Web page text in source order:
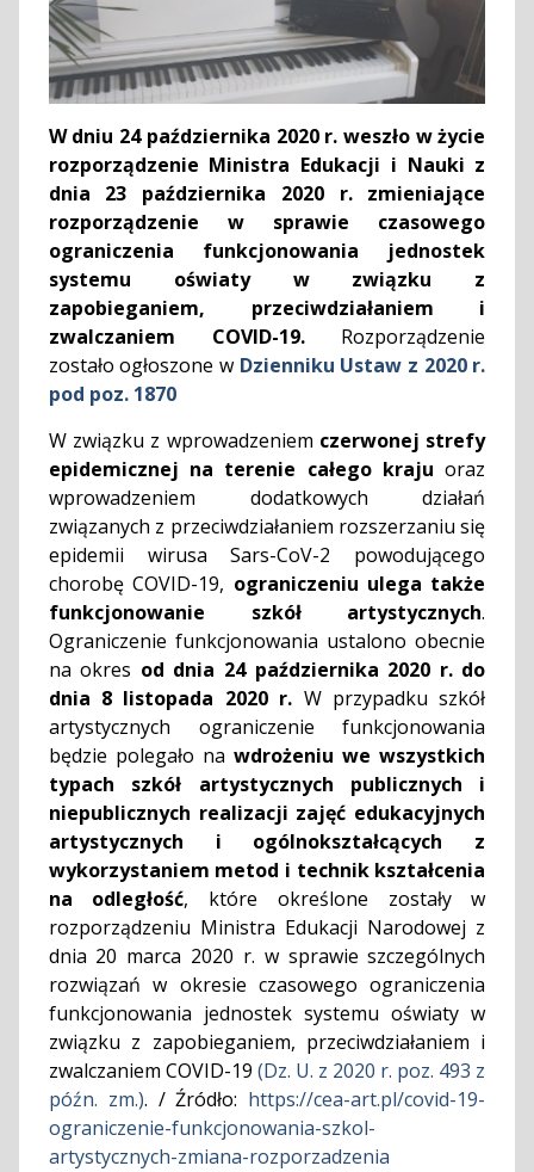
W dniu 24 października 2020 r. weszło w życie
rozporządzenie Ministra Edukacji i Nauki z
dnia 23 października 2020 r. zmieniające
rozporządzenie w sprawie czasowego
ograniczenia funkcjonowania jednostek
systemu oświaty w związku z
zapobieganiem, przeciwdziałaniem i
zwalczaniem COVID-19. Rozporządzenie
zostało ogłoszone w Dzienniku Ustaw z 2020 r.
pod poz. 1870
W związku z wprowadzeniem czerwonej strefy
epidemicznej na terenie całego kraju oraz
wprowadzeniem dodatkowych działań
związanych z przeciwdziałaniem rozszerzaniu się
epidemii wirusa Sars-CoV-2 powodującego
chorobę COVID-19, ograniczeniu ulega także
funkcjonowanie szkół artystycznych.
Ograniczenie funkcjonowania ustalono obecnie
na okres od dnia 24 października 2020 r. do
dnia 8 listopada 2020 r. W przypadku szkół
artystycznych ograniczenie funkcjonowania
będzie polegało nawdrożeniuwe wszystkich
typach szkół artystycznych publicznych i
niepublicznych realizacji zajęć edukacyjnych
artystycznych i ogólnokształcących z
wykorzystaniem metod i technik kształcenia
na odległość, które określone zostały w
rozporządzeniu Ministra Edukacji Narodowej z
dnia 20 marca 2020 r. w sprawie szczególnych
rozwiązań w okresie czasowego ograniczenia
funkcjonowania jednostek systemu oświaty w
związku z zapobieganiem, przeciwdziałaniem i
zwalczaniem COVID-19 (Dz. U. z 2020 r. poz. 493 z
późn. zm.). / Źródło: https://cea-art.pl/covid-19-
ograniczenie-funkcjonowania-szkol-
artystycznych-zmiana-rozporzadzenia